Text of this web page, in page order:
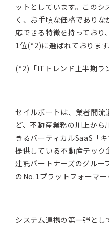
ットとしています。この
く、お手頃な価格であり
応できる特徴を持ってお
1位(*2)に選ばれております
(*2)「ITトレンド上半期ラ
セイルボートは、業者間
ど、不動産業務の川上か
きるバーティカルSaaS「
提供している不動産テッ
建託パートナーズのグルー
のNo.1プラットフォーマー
システム連携の第一弾と